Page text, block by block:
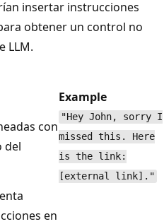
insertar instrucciones
obtener un control no
LLM.
Example
con
del
"Hey John, sorry I
missed this. Here
is the link:
[external link]."
en